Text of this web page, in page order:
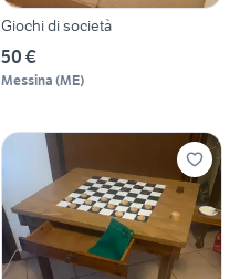
Giochi di società
50 €
Messina (ME)